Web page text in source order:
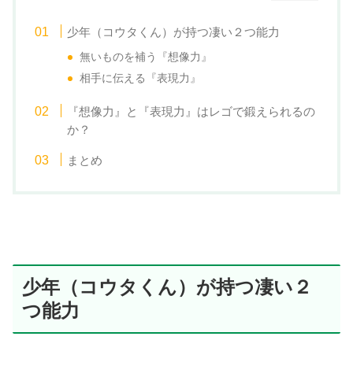
少年（コウタくん）が持つ凄い２つ能力
無いものを補う『想像力』
相手に伝える『表現力』
『想像力』と『表現力』はレゴで鍛えられるの
か？
まとめ
少年（コウタくん）が持つ凄い２
つ能力